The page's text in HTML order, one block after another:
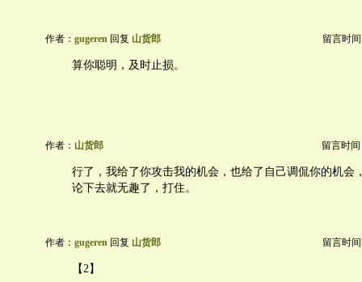
作者： gugeren 回复 山货郎 留言时间
算你聪明，及时止损。
作者： 山货郎 留言时间
行了，我给了你攻击我的机会，也给了自己调侃你的机会
论下去就无趣了，打住。
作者： gugeren 回复 山货郎 留言时间
【2】